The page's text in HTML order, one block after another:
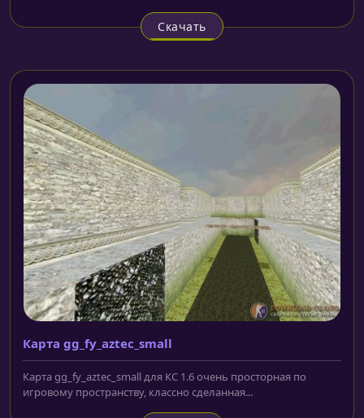
Скачать
Карта gg_fy_aztec_small
Карта gg_fy_aztec_small для КС 1.6 очень просторная по
игровому пространству, классно сделанная...